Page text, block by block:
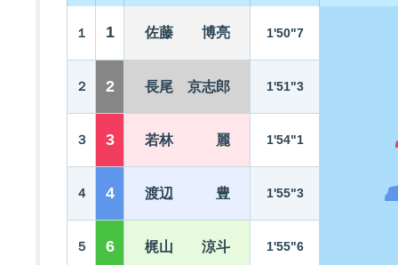
今節出場選手のマル得情報
１ 1 佐藤 博亮 1'50"7
２ 2 長尾 京志郎 1'51"3
３ 3 若林 麗 1'54"1
４ 4 渡辺 豊 1'55"3
５ 6 梶山 涼斗 1'55"6